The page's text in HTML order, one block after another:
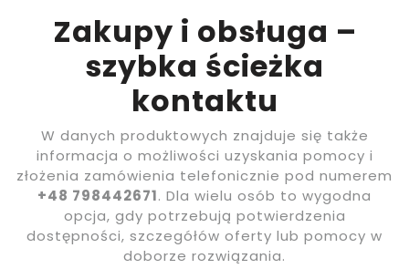
Zakupy i obsługa –
szybka ścieżka
kontaktu
W danych produktowych znajduje się także
informacja o możliwości uzyskania pomocy i
złożenia zamówienia telefonicznie pod numerem
+48 798442671. Dla wielu osób to wygodna
opcja, gdy potrzebują potwierdzenia
dostępności, szczegółów oferty lub pomocy w
doborze rozwiązania.